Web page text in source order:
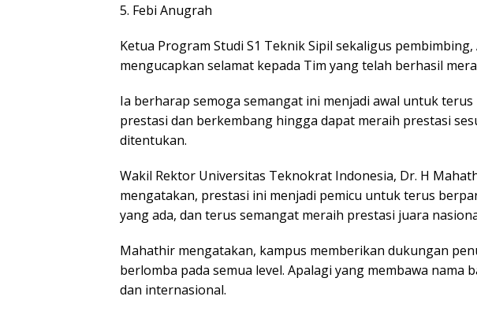
5. Febi Anugrah
Ketua Program Studi S1 Teknik Sipil sekaligus pembimbing,
mengucapkan selamat kepada Tim yang telah berhasil
Ia berharap semoga semangat ini menjadi awal untuk
prestasi dan berkembang hingga dapat meraih prestasi
ditentukan.
Wakil Rektor Universitas Teknokrat Indonesia, Dr. H
mengatakan, prestasi ini menjadi pemicu untuk terus
yang ada, dan terus semangat meraih prestasi juara
Mahathir mengatakan, kampus memberikan dukungan
berlomba pada semua level. Apalagi yang membawa nama
dan internasional.